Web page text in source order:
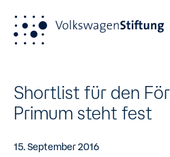
Shortlist für den
Primum steht fest
15. September 2016